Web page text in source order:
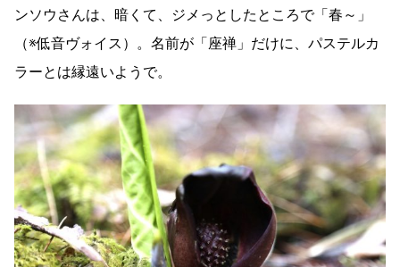
ンソウさんは、暗くて、ジメっとしたところで「春～」
（※低音ヴォイス）。名前が「座禅」だけに、パステルカ
ラーとは縁遠いようで。